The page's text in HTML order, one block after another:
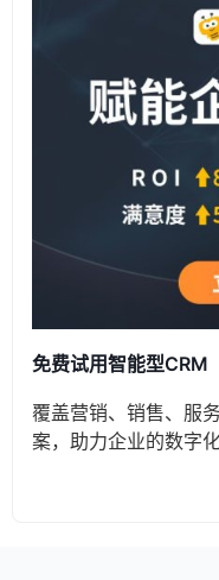
免费试用智能型CRM
覆盖营销、销售、服
案，助力企业的数字化